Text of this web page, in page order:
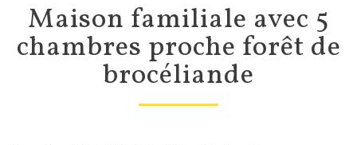
maison familiale avec 5
chambres proche forêt de
brocéliande